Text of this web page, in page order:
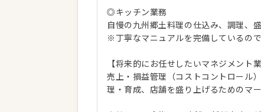
◎キッチン業務
自慢の九州郷土料理の仕込み、調理、
※丁寧なマニュアルを完備しているの
【将来的にお任せしたいマネジメント業
売上・損益管理（コストコントロール
理・育成、店舗を盛り上げるためのマ